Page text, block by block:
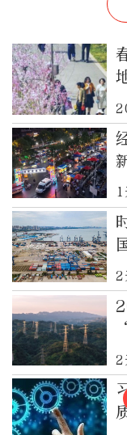
2
2